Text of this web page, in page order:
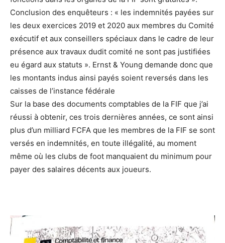
Conclusion des enquêteurs : « les indemnités payées sur
les deux exercices 2019 et 2020 aux membres du Comité
exécutif et aux conseillers spéciaux dans le cadre de leur
présence aux travaux dudit comité ne sont pas justifiées
eu égard aux statuts ». Ernst & Young demande donc que
les montants indus ainsi payés soient reversés dans les
caisses de l’instance fédérale
Sur la base des documents comptables de la FIF que j’ai
réussi à obtenir, ces trois dernières années, ce sont ainsi
plus d’un milliard FCFA que les membres de la FIF se sont
versés en indemnités, en toute illégalité, au moment
même où les clubs de foot manquaient du minimum pour
payer des salaires décents aux joueurs.